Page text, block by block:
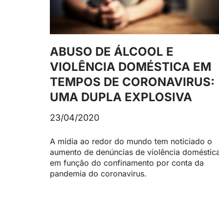
ABUSO DE ÁLCOOL E
VIOLÊNCIA DOMÉSTICA EM
TEMPOS DE CORONAVIRUS:
UMA DUPLA EXPLOSIVA
23/04/2020
A mídia ao redor do mundo tem noticiado o
aumento de denúncias de violência
em função do confinamento por conta da
pandemia do coronavirus.